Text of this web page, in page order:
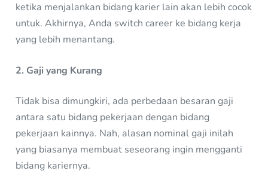
ketika menjalankan bidang karier lain akan lebih cocok
untuk. Akhirnya, Anda switch career ke bidang kerja
yang lebih menantang.
2. Gaji yang Kurang
Tidak bisa dimungkiri, ada perbedaan besaran gaji
antara satu bidang pekerjaan dengan bidang
pekerjaan kainnya. Nah, alasan nominal gaji inilah
yang biasanya membuat seseorang ingin mengganti
bidang kariernya.